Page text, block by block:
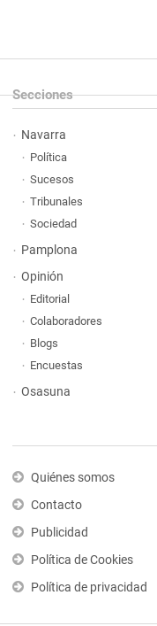
Secciones
Navarra
Política
Sucesos
Tribunales
Sociedad
Pamplona
Opinión
Editorial
Colaboradores
Blogs
Encuestas
Osasuna
Quiénes somos
Contacto
Publicidad
Política de Cookies
Política de privacidad